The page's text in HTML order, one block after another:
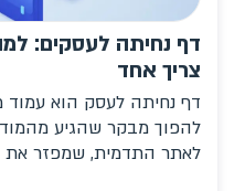
דף נחיתה לעסקים:
צריך אחד
דף נחיתה לעסק הוא
להפוך מבקר שהגיע
לאתר התדמית, שמפזר את